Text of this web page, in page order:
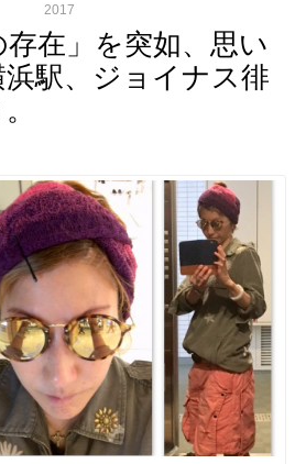
2017
存在」を突如、思い
駅、ジョイナス徘